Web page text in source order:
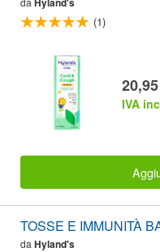
(1)
IVA
TOSSE E IMMUNITÀ
da Hyland's